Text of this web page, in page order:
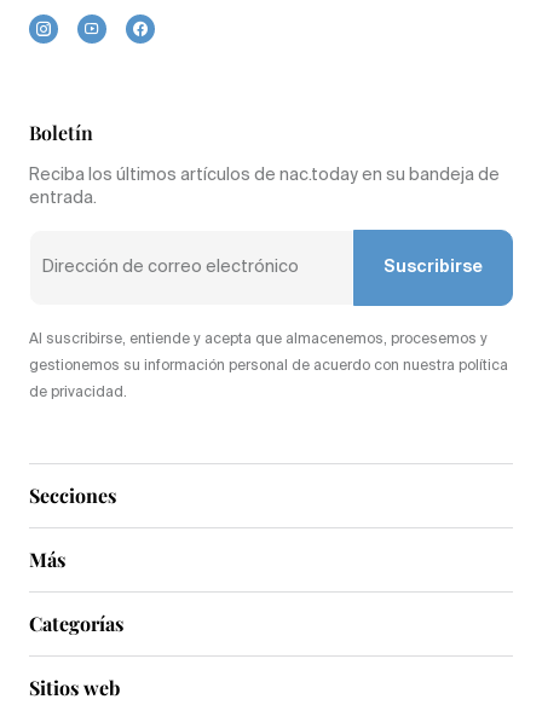
Secciones
Más
Boletín
Reciba los últimos artículos de nac.today en su bandeja de
entrada.
Suscribirse
Al suscribirse, entiende y acepta que almacenemos, procesemos y
gestionemos su información personal de acuerdo con nuestra política
de privacidad.
Categorías
Sitios web